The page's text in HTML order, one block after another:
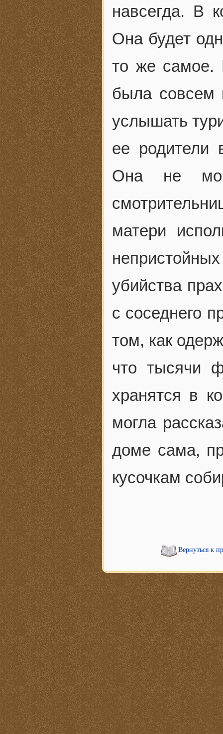
навсегда. В
Она будет
то же самое.
была совсем
услышать
ее родители
Она не
матери
убийства
с соседнего
том, как
что тысячи
хранятся в
могла
доме сама,
кусочкам
Вернуться к